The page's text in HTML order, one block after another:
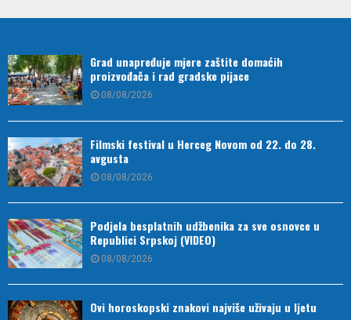
Grad unapređuje mjere zaštite domaćih
proizvođača i rad gradske pijace
08/08/2026
Filmski festival u Herceg Novom od 22. do 28.
avgusta
08/08/2026
Podjela besplatnih udžbenika za sve osnovce u
Republici Srpskoj (VIDEO)
08/08/2026
Ovi horoskopski znakovi najviše uživaju u ljetu